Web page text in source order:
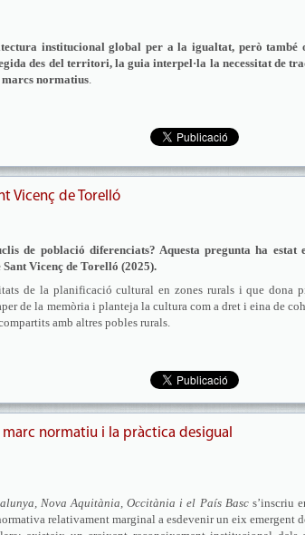
institucional global per a la igualtat, però també
des del territori, la guia interpel·la la necessitat de
marcs normatius.
Vicenç de Torelló
de població diferenciats? Aquesta pregunta ha estat
Vicenç de Torelló (2025).
de la planificació cultural en zones rurals i que dona
de la memòria i planteja la cultura com a dret i eina de
amb altres pobles rurals.
normatiu i la pràctica desigual
Nova Aquitània, Occitània i el País Bascs’inscriu
relativament marginal a esdevenir un eix emergent